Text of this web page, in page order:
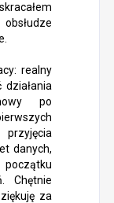
realny
po
przyjęcia
danych,
Chętnie
za